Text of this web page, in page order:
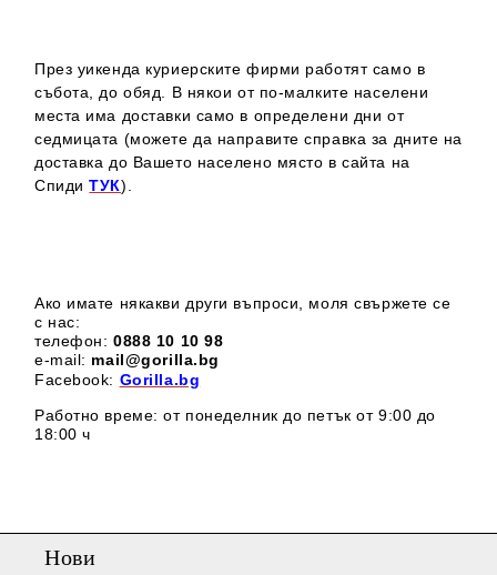
През уикенда куриерските фирми работят само в
събота, до обяд. В някои от по-малките населени
места има доставки само в определени дни от
седмицата (можете да направите справка за дните на
доставка до Вашето населено място в сайта на
СпидиТУК).
Ако имате някакви други въпроси, моля свържете се
с нас:
телефон:0888 10 10 98
e-mail: mail@gorilla.bg
Facebook: Gorilla.bg
Работно време: от понеделник до петък от 9:00 до
18:00 ч
Нови